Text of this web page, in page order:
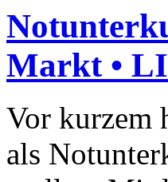
Markt •
Vor kurzem
als